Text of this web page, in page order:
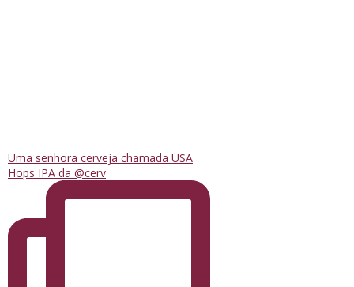
Uma senhora cerveja chamada USA
Hops IPA da @cerv